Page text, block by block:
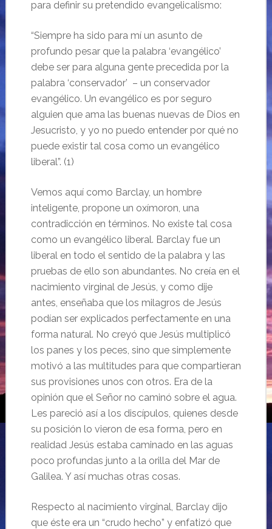
para definir su pretendido evangelicalismo:
“Siempre ha sido para mí un asunto de
profundo pesar que la palabra ‘evangélico’
debe ser para alguna gente precedida por la
palabra ‘conservador’ – un conservador
evangélico. Un evangélico es por seguro
alguien que ama las buenas nuevas de Dios en
Jesucristo, y yo no puedo entender por qué no
puede existir tal cosa como un evangélico
liberal”. (1)
Vemos aquí como Barclay, un hombre
inteligente, propone un oxímoron, una
contradicción en términos. No existe tal cosa
como un evangélico liberal. Barclay fue un
liberal en todo el sentido de la palabra y las
pruebas de ello son abundantes. No creía en el
nacimiento virginal de Jesús, y como dije
antes, enseñaba que los milagros de Jesús
podían ser explicados perfectamente en una
forma natural. No creyó que Jesús multiplicó
los panes y los peces, sino que simplemente
motivó a las multitudes para que compartieran
sus provisiones unos con otros. Era de la
opinión que el Señor no caminó sobre el agua.
Les pareció así a los discípulos, quienes desde
su posición lo vieron de esa forma, pero en
realidad Jesús estaba caminado en las aguas
poco profundas junto a la orilla del Mar de
Galilea. Y así muchas otras cosas.
Respecto al nacimiento virginal, Barclay dijo
que éste era un “crudo hecho” y enfatizó que